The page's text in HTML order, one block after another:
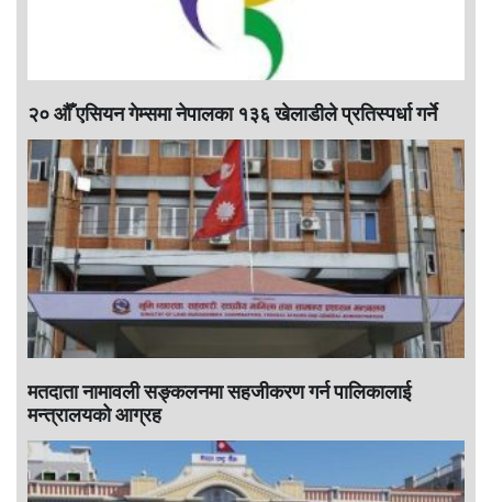
२० औँ एसियन गेम्समा नेपालका १३६ खेलाडीले प्रतिस्पर्धा गर्ने
मतदाता नामावली सङ्कलनमा सहजीकरण गर्न पालिकालाई
मन्त्रालयको आग्रह